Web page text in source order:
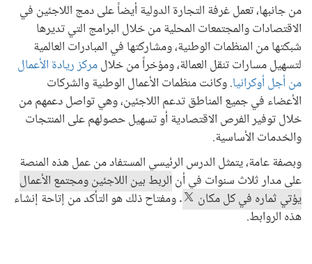
من جانبها، تعمل غرفة التجارة الدولية أيضاً على دمج اللاجئين في
الاقتصادات والمجتمعات المحلية من خلال البرامج التي تديرها
شبكتها من المنظمات الوطنية، ومشاركتها في المبادرات العالمية
لتسهيل مسارات تنقل العمالة، ومؤخراً من خلالمركز ريادة الأعمال
من أجل أوكرانيا. وكانت منظمات الأعمال الوطنية والشركات
الأعضاء في جميع المناطق تدعم اللاجئين، وهي تواصل دعمهم من
خلال توفير الفرص الاقتصادية أو تسهيل حصولهم على المنتجات
والخدمات الأساسية.
وبصفة عامة، يتمثل الدرس الرئيسي المستفاد من عمل هذه المنصة
على مدار ثلاث سنوات في أن الربط بين اللاجئين ومجتمع الأعمال
يؤتي ثماره في كل مكان
. ومفتاح ذلك هو التأكد من إتاحة إنشاء
هذه الروابط.